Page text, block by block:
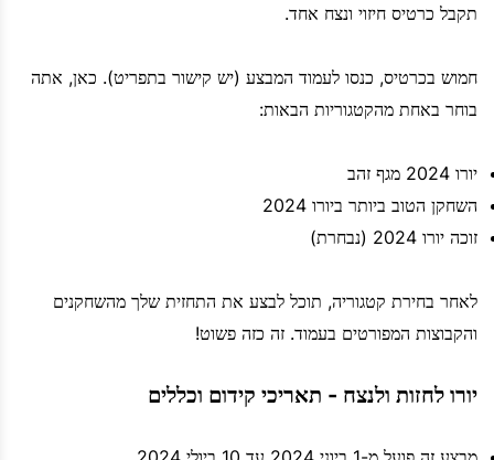
תקבל כרטיס חיזוי ונצח אחד.
חמוש בכרטיס, כנסו לעמוד המבצע (יש קישור בתפריט). כאן, אתה
בוחר באחת מהקטגוריות הבאות:
יורו 2024 מגף זהב
השחקן הטוב ביותר ביורו 2024
זוכה יורו 2024 (נבחרת)
לאחר בחירת קטגוריה, תוכל לבצע את התחזית שלך מהשחקנים
והקבוצות המפורטים בעמוד. זה כזה פשוט!
יורו לחזות ולנצח - תאריכי קידום וכללים